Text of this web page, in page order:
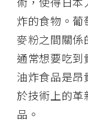
炸的食物。
麥粉之間關係
通常想要吃
油炸食品是昂
於技術上的革
品。